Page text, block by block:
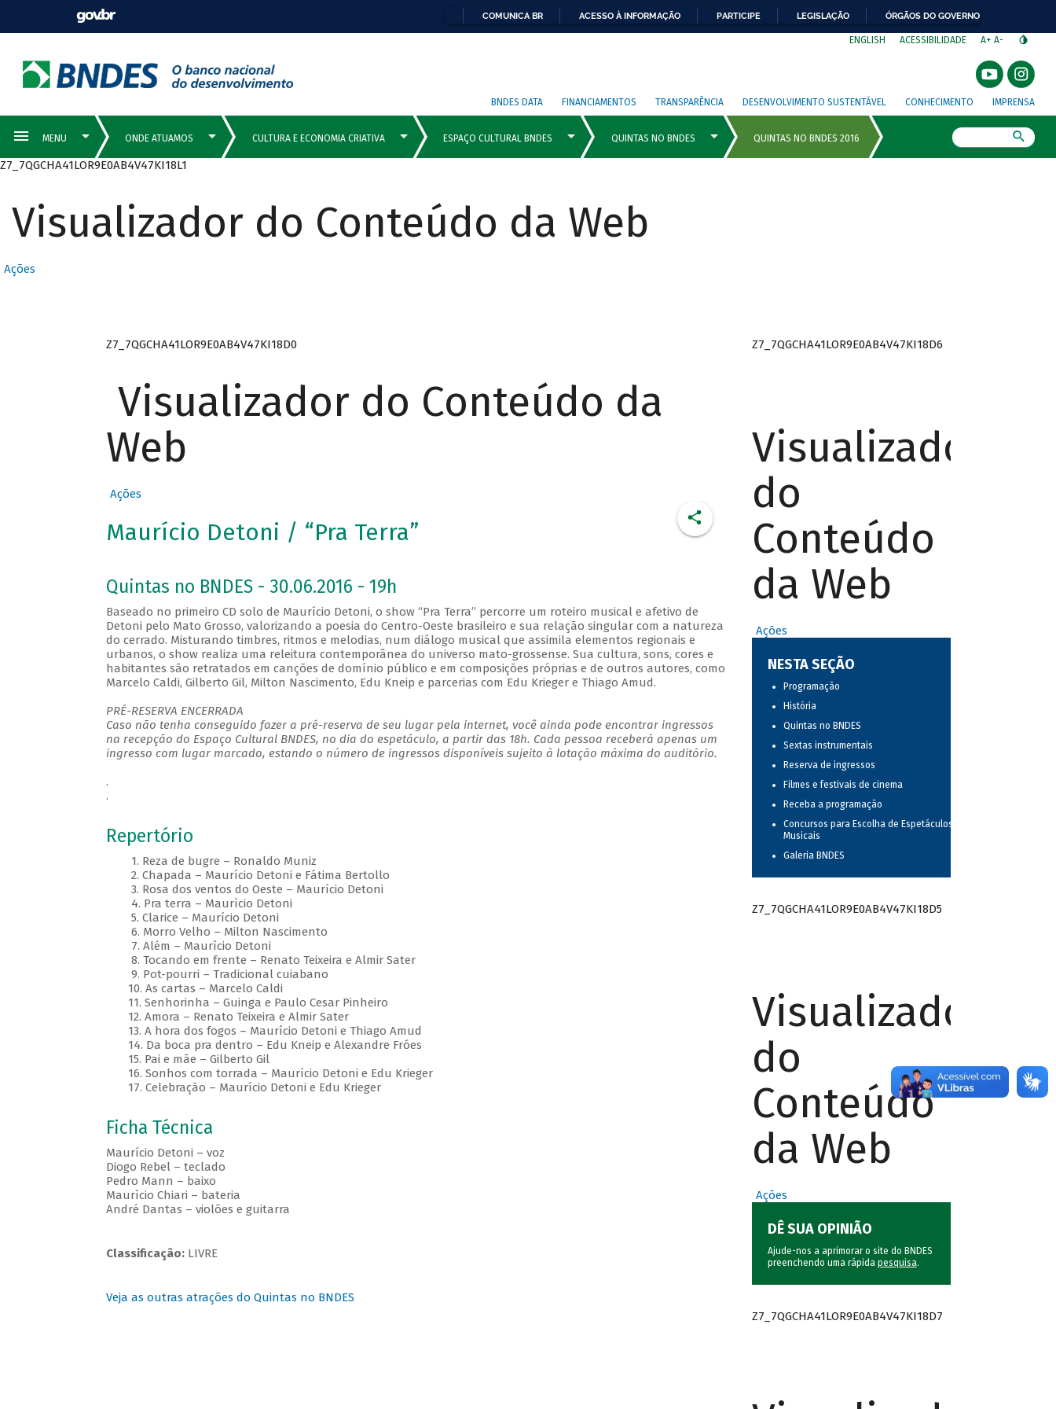
COMUNICA BR ACESSO À INFORMAÇÃO PARTICIPE LEGISLAÇÃO ÓRGÃOS DO GOVERNO
ENGLISH ACESSIBILIDADE A+ A-
BNDES DATA FINANCIAMENTOS TRANSPARÊNCIA DESENVOLVIMENTO SUSTENTÁVEL CONHECIMENTO IMPRENSA
Z7_7QGCHA41LOR9E0AB4V47KI18L1
Visualizador do Conteúdo da Web
Ações
Z7_7QGCHA41LOR9E0AB4V47KI18D0
Visualizador do Conteúdo da
Web
Ações
Maurício Detoni / “Pra Terra”
Quintas no BNDES - 30.06.2016 - 19h
Baseado no primeiro CD solo de Maurício Detoni, o show “Pra Terra” percorre um roteiro musical e afetivo de
Detoni pelo Mato Grosso, valorizando a poesia do Centro-Oeste brasileiro e sua relação singular com a natureza
do cerrado. Misturando timbres, ritmos e melodias, num diálogo musical que assimila elementos regionais e
urbanos, o show realiza uma releitura contemporânea do universo mato-grossense. Sua cultura, sons, cores e
habitantes são retratados em canções de domínio público e em composições próprias e de outros autores, como
Marcelo Caldi, Gilberto Gil, Milton Nascimento, Edu Kneip e parcerias com Edu Krieger e Thiago Amud.
PRÉ-RESERVA ENCERRADA
Caso não tenha conseguido fazer a pré-reserva de seu lugar pela internet, você ainda pode encontrar ingressos
na recepção do Espaço Cultural BNDES, no dia do espetáculo, a partir das 18h. Cada pessoa receberá apenas um
ingresso com lugar marcado, estando o número de ingressos disponíveis sujeito à lotação máxima do auditório.
.
.
Repertório
1. Reza de bugre – Ronaldo Muniz
2. Chapada – Maurício Detoni e Fátima Bertollo
3. Rosa dos ventos do Oeste – Maurício Detoni
4. Pra terra – Maurício Detoni
5. Clarice – Maurício Detoni
6. Morro Velho – Milton Nascimento
7. Além – Maurício Detoni
8. Tocando em frente – Renato Teixeira e Almir Sater
9. Pot-pourri – Tradicional cuiabano
10. As cartas – Marcelo Caldi
11. Senhorinha – Guinga e Paulo Cesar Pinheiro
12. Amora – Renato Teixeira e Almir Sater
13. A hora dos fogos – Maurício Detoni e Thiago Amud
14. Da boca pra dentro – Edu Kneip e Alexandre Fróes
15. Pai e mãe – Gilberto Gil
16. Sonhos com torrada – Maurício Detoni e Edu Krieger
17. Celebração – Maurício Detoni e Edu Krieger
Ficha Técnica
Maurício Detoni – voz
Diogo Rebel – teclado
Pedro Mann – baixo
Maurício Chiari – bateria
André Dantas – violões e guitarra
Classificação: LIVRE
Veja as outras atrações do Quintas no BNDES
Z7_7QGCHA41LOR9E0AB4V47KI18D6
Visualizador
do
Conteúdo
da Web
Ações
NESTA SEÇÃO
Programação
História
Quintas no BNDES
Sextas instrumentais
Reserva de ingressos
Filmes e festivais de cinema
Receba a programação
Concursos para Escolha de Espetáculos
Musicais
Galeria BNDES
Z7_7QGCHA41LOR9E0AB4V47KI18D5
Visualizador
do
Conteúdo
da Web
Ações
DÊ SUA OPINIÃO
Ajude-nos a aprimorar o site do BNDES
preenchendo uma rápida pesquisa.
Z7_7QGCHA41LOR9E0AB4V47KI18D7